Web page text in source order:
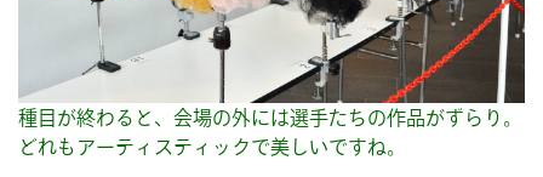
種目が終わると、会場の外には選手たちの作品がずらり。
どれもアーティスティックで美しいですね。